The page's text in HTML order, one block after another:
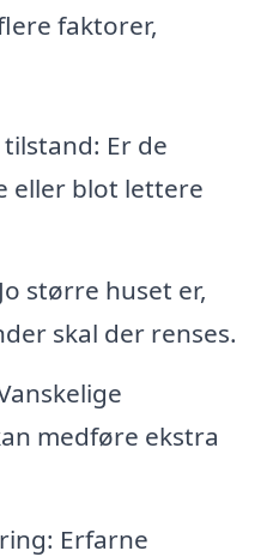
faktorer,
Er de
eller blot lettere
større huset er,
skal der renses.
medføre ekstra
Erfarne